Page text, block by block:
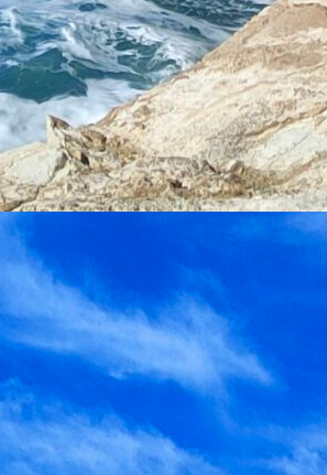
Nezařazené
Luxus na
Mallorce?
Za nás je
to tento
hotel !